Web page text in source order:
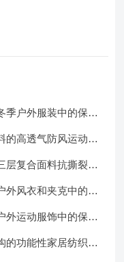
季户外服装中的保暖
的高透气防风运动服
层复合面料抗撕裂与
外风衣和夹克中的应
外运动服饰中的保暖
的功能性家居纺织品